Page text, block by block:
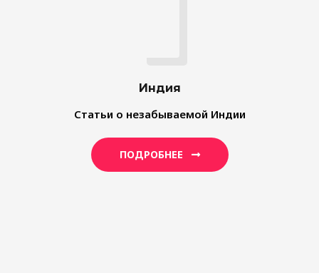
Индия
Статьи о незабываемой Индии
ПОДРОБНЕЕ